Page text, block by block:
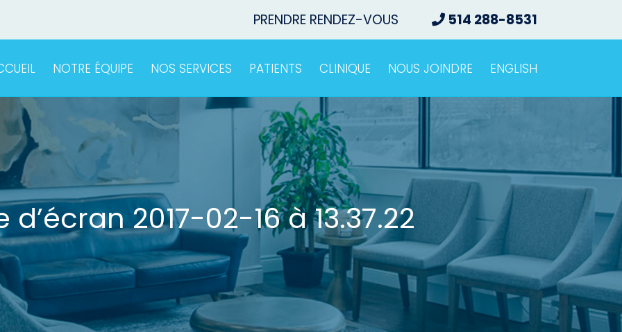
PRENDRE RENDEZ-VOUS 514 288-8531
NOTRE ÉQUIPE NOS SERVICES PATIENTS CLINIQUE NOUS JOINDRE ENGLISH
2017-02-16 à 13.37.22